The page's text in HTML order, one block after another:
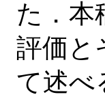
た．本
評価と
て述べ